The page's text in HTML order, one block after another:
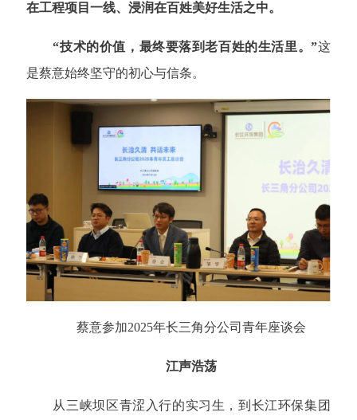
在工程项目一线、浸润在百姓美好生活之中。
“技术的价值，最终要落到老百姓的生活里。”这
是蔡意始终坚守的初心与信条。
蔡意参加2025年长三角分公司青年座谈会
江声浩荡
从三峡坝区青涩入行的实习生，到长江环保集团